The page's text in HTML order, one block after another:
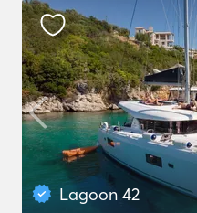
Lagoon 42